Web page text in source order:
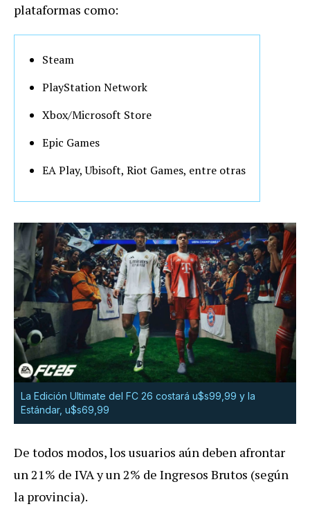
plataformas como:
Steam
PlayStation Network
Xbox/Microsoft Store
Epic Games
EA Play, Ubisoft, Riot Games, entre otras
La Edición Ultimate del FC 26 costará u$s99,99 y la
Estándar, u$s69,99
De todos modos, los usuarios aún deben afrontar
un 21% de IVA y un 2% de Ingresos Brutos (según
la provincia).